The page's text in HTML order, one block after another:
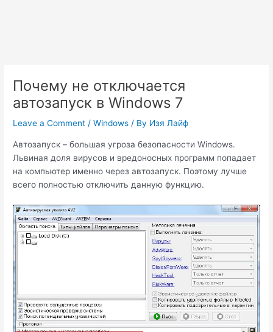
Почему не отключается
автозапуск в Windows 7
Leave a Comment /Windows / By Изя Лайф
Автозапуск – большая угроза безопасности Windows.
Львиная доля вирусов и вредоносных программ попадает
на компьютер именно через автозапуск. Поэтому лучше
всего полностью отключить данную функцию.